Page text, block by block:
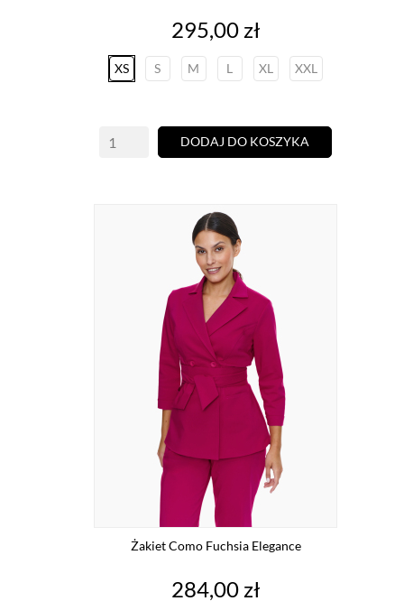
Cena
295,00 zł
XS S M L XL XXL
DODAJ DO KOSZYKA
Żakiet Como Fuchsia Elegance
Cena
284,00 zł